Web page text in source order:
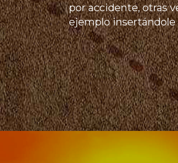
por accidente, otras
ejemplo insertándole